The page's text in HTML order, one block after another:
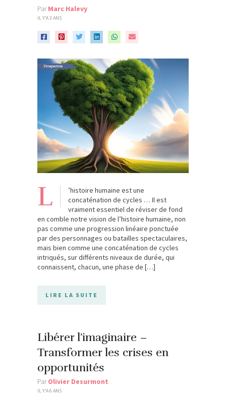
ParMarc Halevy
IL Y'A 3 ANS
L
’histoire humaine est une
concaténation de cycles … Il est
vraiment essentiel de réviser de fond
en comble notre vision de l’histoire humaine, non
pas comme une progression linéaire ponctuée
par des personnages ou batailles spectaculaires,
mais bien comme une concaténation de cycles
intriqués, sur différents niveaux de durée, qui
connaissent, chacun, une phase de […]
LIRE LA SUITE
Libérer l’imaginaire –
Transformer les crises en
opportunités
ParOlivier Desurmont
IL Y'A 6 ANS